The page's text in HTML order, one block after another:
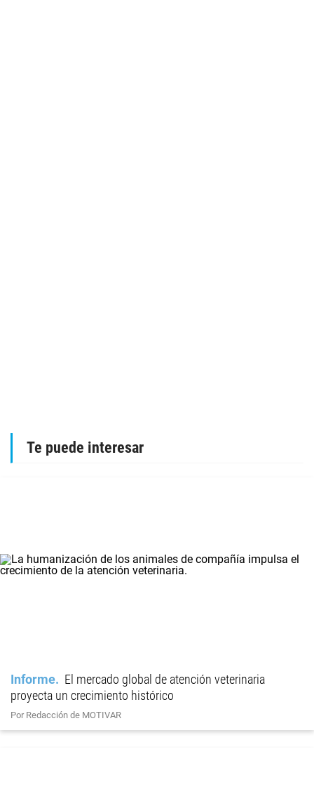
Te puede interesar
Informe
El mercado global de atención veterinaria
proyecta un crecimiento histórico
Por Redacción de MOTIVAR